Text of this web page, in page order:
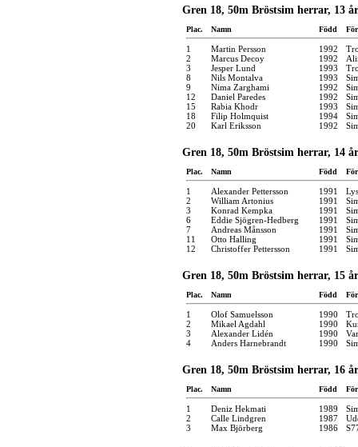
Gren 18, 50m Bröstsim herrar, 13
Plac. Namn Född
1 Martin Persson 1992
2
Marcus Decoy 1992
3
Jesper Lund 1993
8
Nils Montalva 1993
9
Nima Zarghami 1992
12
Daniel Paredes 1992
15
Rabia Khodr 1993
18
Filip Holmquist 1994
20
Karl Eriksson 1992
Gren 18, 50m Bröstsim herrar, 14
Plac. Namn Född
1 Alexander Pettersson 1991
2
William Artonius 1991
3
Konrad Kempka 1991
6
Eddie Sjögren-Hedberg 1991
7
Andreas Månsson 1991
11
Otto Halling 1991
12
Christoffer Pettersson 1991
Gren 18, 50m Bröstsim herrar, 15
Plac. Namn Född
1 Olof Samuelsson 1990
2
Mikael Agdahl 1990
3
Alexander Lidén 1990
4
Anders Harnebrandt 1990
Gren 18, 50m Bröstsim herrar, 16
Plac. Namn Född
1 Deniz Hekmati 1989
2
Calle Lindgren 1987
3
Max Björberg 1986